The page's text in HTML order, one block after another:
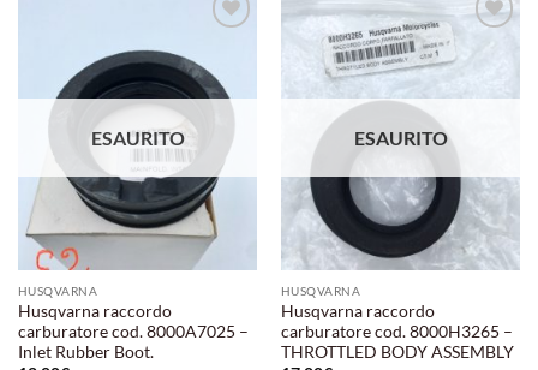
alla lista
dei
desideri
ESAURITO
HUSQVARNA
Husqvarna raccordo
carburatore cod. 8000A7025 –
Inlet Rubber Boot.
alla lista
ESAURITO
HUSQVARNA
Husqvarna raccordo
carburatore cod. 8000H3265 –
THROTTLED BODY ASSEMBLY